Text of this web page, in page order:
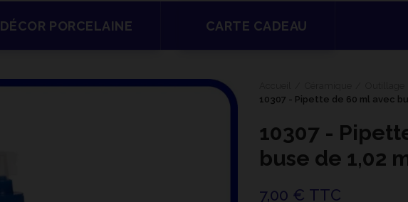
DÉCOR PORCELAINE CARTE CADEAU
10307 - Pipette de 60 ml avec
10307 -
buse de 1,02
7,00 € TTC